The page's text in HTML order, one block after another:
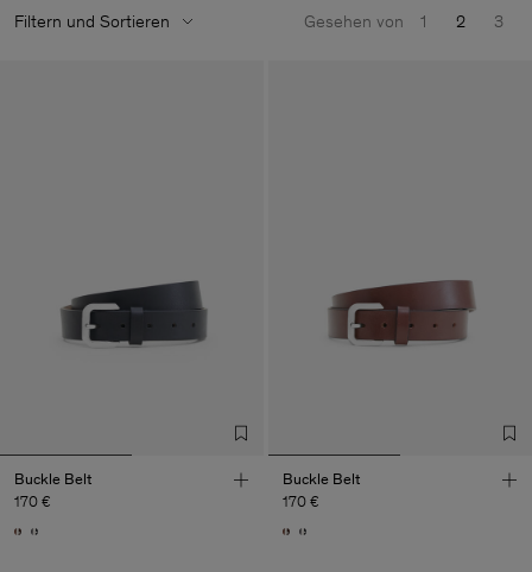
Filtern und Sortieren Gesehen von 1 2 3
Buckle Belt
170 €
Buckle Belt
170 €